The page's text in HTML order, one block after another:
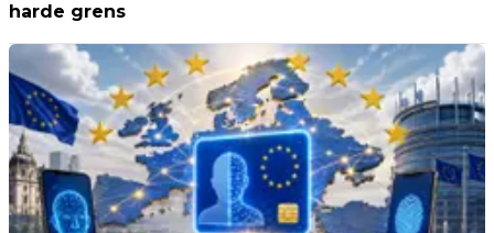
harde grens